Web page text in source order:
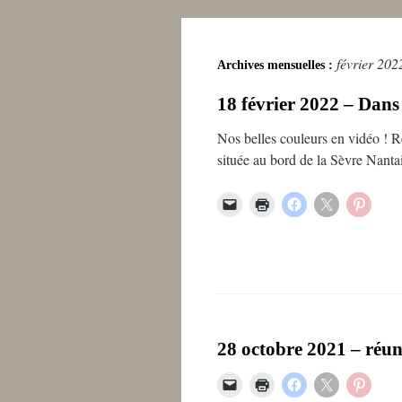
Archives mensuelles : février
18 février 2022 –
Nos belles couleurs en vidéo !
située au bord de la Sèvre
28 octobre 2021 –